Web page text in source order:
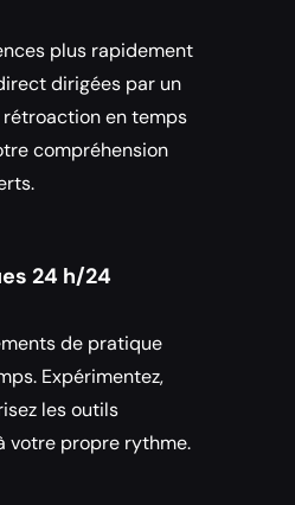
plus rapidement
dirigées par un
rétroaction en temps
compréhension
24 h/24
de pratique
Expérimentez,
les outils
votre propre rythme.